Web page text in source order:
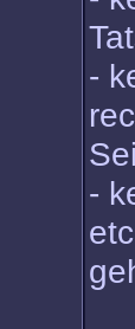
-
-